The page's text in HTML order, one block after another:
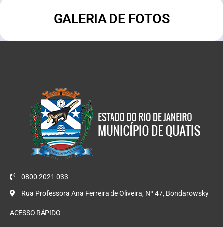
GALERIA DE FOTOS
0800 2021 033
Rua Professora Ana Ferreira de Oliveira, Nº 47, Bondarowsky
ACESSO RÁPIDO